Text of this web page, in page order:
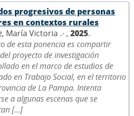
progresivos de personas
en contextos rurales
María Victoria .- , 2025.
de esta ponencia es compartir
proyecto de investigación
en el marco de estudios de
en Trabajo Social, en el territorio
de La Pampa. Intenta
a algunas escenas que se
[...]